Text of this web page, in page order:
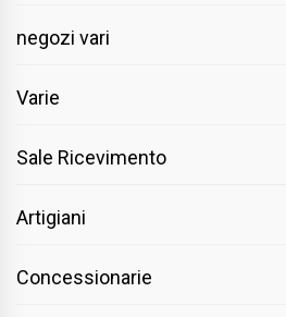
negozi vari
Varie
Sale Ricevimento
Artigiani
Concessionarie